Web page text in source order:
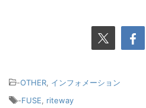
-OTHER インフォメーション
-FUSE riteway